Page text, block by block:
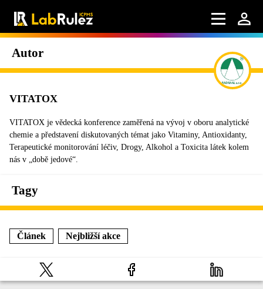
Autor
VITATOX
VITATOX je vědecká konference zaměřená na vývoj v oboru analytické
chemie a představení diskutovaných témat jako Vitaminy, Antioxidanty,
Terapeutické monitorování léčiv, Drogy, Alkohol a Toxicita látek kolem
nás v „době jedové“.
Tagy
Článek Nejbližší akce